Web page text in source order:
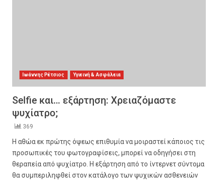
Ιωάννης Ρέτσιος Υγιεινή & Ασφάλεια
Selfie και… εξάρτηση: Χρειαζόμαστε
ψυχίατρο;
369
Η αθώα εκ πρώτης όψεως επιθυμία να μοιραστεί κάποιος τις
προσωπικές του φωτογραφίσεις, μπορεί να οδηγήσει στη
θεραπεία από ψυχίατρο. Η εξάρτηση από το ίντερνετ σύντομα
θα συμπεριληφθεί στον κατάλογο των ψυχικών ασθενειών